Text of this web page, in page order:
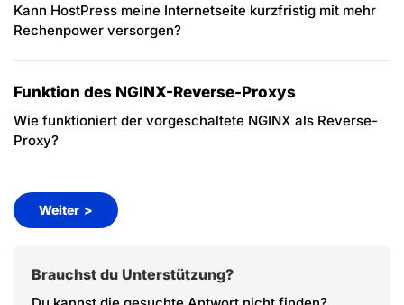
Kann HostPress meine Internetseite kurzfristig mit mehr
Rechenpower versorgen?
Funktion des NGINX-Reverse-Proxys
Wie funktioniert der vorgeschaltete NGINX als Reverse-
Proxy?
Weiter
Brauchst du Unterstützung?